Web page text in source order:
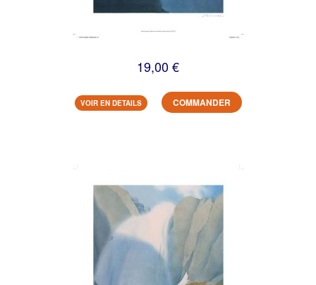
19,00 €
VOIR EN DETAILS COMMANDER